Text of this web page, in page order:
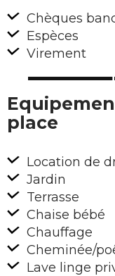
Chèques
Espèces
Virement
place
Location de
Jardin
Terrasse
Chaise bébé
Chauffage
Cheminée/
Lave linge